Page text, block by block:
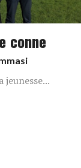
conne
jeunesse...